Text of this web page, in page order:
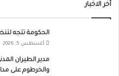
أخر الاخبار
الحكومة تتجه
أغسطس 5, 2026
مدير الطيران
والخرطوم على مدار 24 ساعة